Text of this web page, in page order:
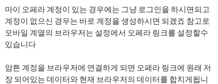
마이 오페라 계정이 있는 경우에는 그냥 로그인을 하시면되고
계정이 없으신 경우는 바로 계정을 생성하시면 되겠죠 참고로
모바일 계열의 브라우저는 설정에서 오페라 링크를 설정할수
있습니다
암튼 계정을 브라우저에 연결하게 되면 오페라 링크에 원래 저
장 되어있는 데이터와 현재 브라우저의 데이터를 합치게됩니